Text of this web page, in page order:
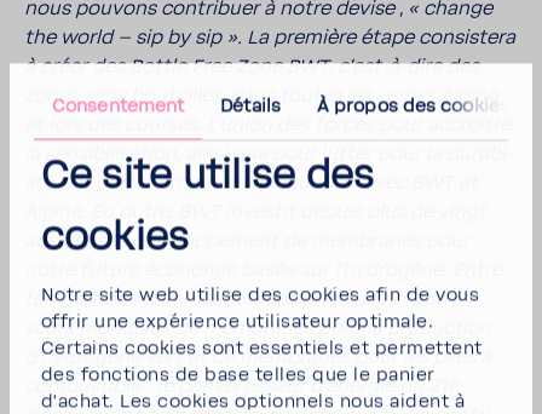
Consentement Détails À propos des cookies
Ce site utilise des
cookies
Notre site web utilise des cookies afin de vous
offrir une expérience utilisateur optimale.
Certains cookies sont essentiels et permettent
des fonctions de base telles que le panier
d'achat. Les cookies optionnels nous aident à
nous pouvons contri­buer à notre devise , « change
the world – sip by sip ». La première étape consis­tera
à créer des Bottle Free Zone BWT, c'est-​à-dire des
zones sans bouteilles, dans toutes les usines Alpine
la sensi­bi­li­sa­tion, ainsi que pour lutter pour la dura­bi­
lité, est parfai­te­ment en adéqua­tion avec BWT et
ans dans le déve­lop­pe­ment de membranes pour
temps, nous sommes l'un des prin­ci­paux four­nis­
seurs mondiaux de membranes pour la produc­tion
d'hy­dro­gène vert et de membranes pour les piles à
combus­tible - le conver­tis­seur d'énergie du 21e